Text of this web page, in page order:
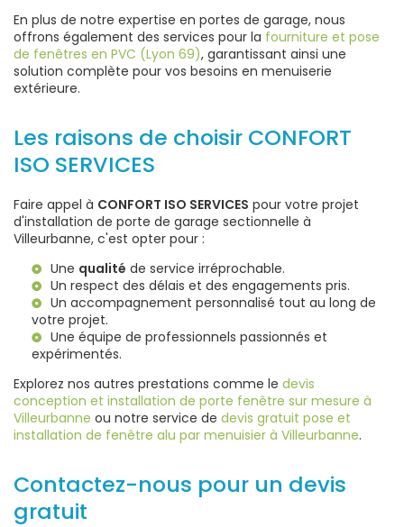
En plus de notre expertise en portes de garage, nous
offrons également des services pour la fourniture et pose
de fenêtres en PVC (Lyon 69), garantissant ainsi une
solution complète pour vos besoins en menuiserie
extérieure.
Les raisons de choisir CONFORT
ISO SERVICES
Faire appel à CONFORT ISO SERVICES pour votre projet
d'installation de porte de garage sectionnelle à
Villeurbanne, c'est opter pour :
Une qualité de service irréprochable.
Un respect des délais et des engagements pris.
Un accompagnement personnalisé tout au long de
votre projet.
Une équipe de professionnels passionnés et
expérimentés.
Explorez nos autres prestations comme le devis
conception et installation de porte fenêtre sur mesure à
Villeurbanne ou notre service de devis gratuit pose et
installation de fenêtre alu par menuisier à Villeurbanne.
Contactez-nous pour un devis
gratuit